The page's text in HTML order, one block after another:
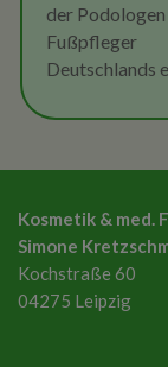
der Podologen
Fußpfleger
Deutschlands
Kosmetik & med.
Simone
Kochstraße 60
04275 Leipzig